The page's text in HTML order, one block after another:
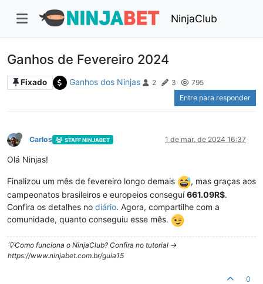
NinjaClub
Ganhos de Fevereiro 2024
Fixado Ganhos dos Ninjas 2 3
795
Entre para responder
Carlos STAFF NINJABET 1 de mar. de 2024 16:37
Olá Ninjas!
Finalizou um mês de fevereiro longo demais
, mas graças aos
campeonatos brasileiros e europeios conseguí661.09R$.
Confira os detalhes no diário. Agora, compartilhe com a
comunidade, quanto conseguiu esse mês.
💡Como funciona o NinjaClub? Confira no tutorial ->
https://www.ninjabet.com.br/guia15
0